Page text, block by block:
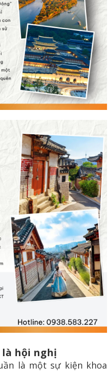
là hội nghị
là một sự kiện khoa